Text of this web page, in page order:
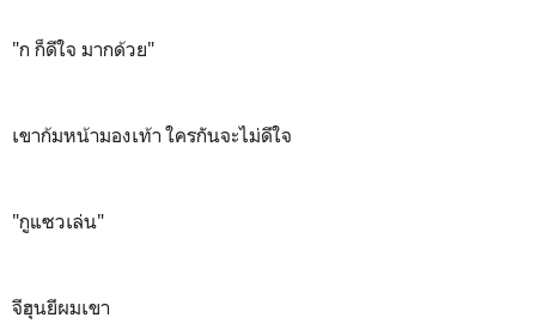
"ก ก็ดีใจ มากด้วย"
เขาก้มหน้ามองเท้า ใครกันจะไม่ดีใจ
"กูแซวเล่น"
จีฮุนยีผมเขา